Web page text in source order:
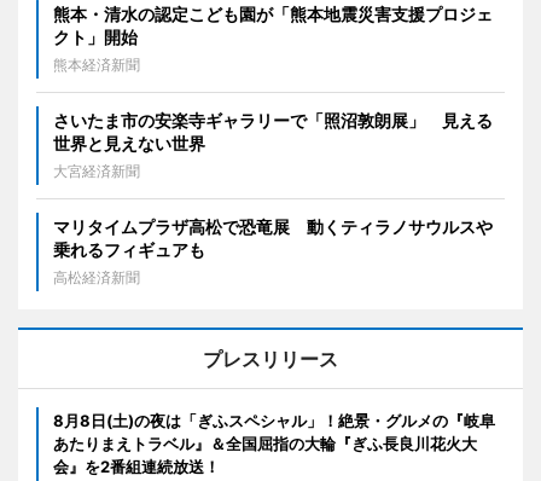
熊本・清水の認定こども園が「熊本地震災害支援プロジェ
クト」開始
熊本経済新聞
さいたま市の安楽寺ギャラリーで「照沼敦朗展」 見える
世界と見えない世界
大宮経済新聞
マリタイムプラザ高松で恐竜展 動くティラノサウルスや
乗れるフィギュアも
高松経済新聞
プレスリリース
8月8日(土)の夜は「ぎふスペシャル」！絶景・グルメの『岐阜
あたりまえトラベル』＆全国屈指の大輪『ぎふ長良川花火大
会』を2番組連続放送！